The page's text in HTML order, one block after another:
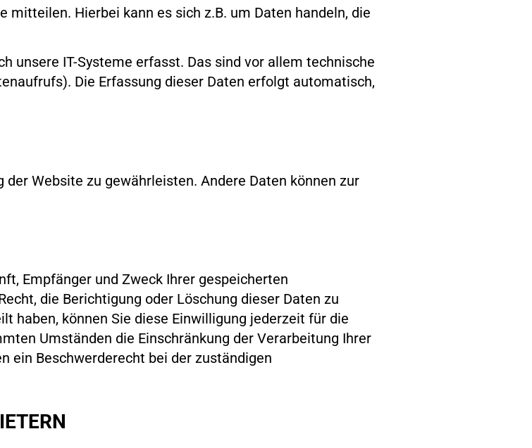
mitteilen. Hierbei kann es sich z.B. um Daten handeln, die
unsere IT-Systeme erfasst. Das sind vor allem technische
Die Erfassung dieser Daten erfolgt automatisch,
Website zu gewährleisten. Andere Daten können zur
Empfänger und Zweck Ihrer gespeicherten
die Berichtigung oder Löschung dieser Daten zu
haben, können Sie diese Einwilligung jederzeit für die
Umständen die Einschränkung der Verarbeitung Ihrer
ein Beschwerderecht bei der zuständigen